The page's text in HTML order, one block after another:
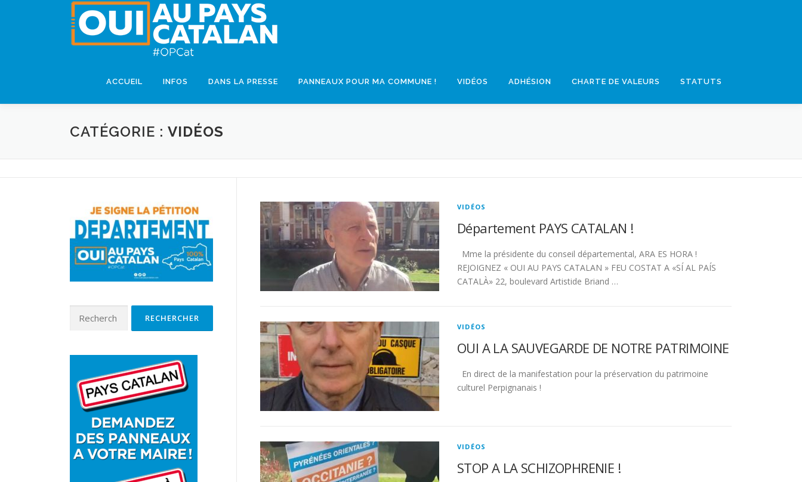
ACCUEIL INFOS DANS LA PRESSE PANNEAUX POUR MA COMMUNE ! VIDÉOS ADHÉSION CHARTE DE VALEURS STATUTS
CATÉGORIE : VIDÉOS
VIDÉOS
Département PAYS CATALAN !
Mme la présidente du conseil départemental, ARA ES HORA !
REJOIGNEZ « OUI AU PAYS CATALAN » FEU COSTAT A «SÍ AL PAÍS
CATALÀ» 22, boulevard Artistide Briand …
VIDÉOS
OUI A LA SAUVEGARDE DE NOTRE PATRIMOINE
En direct de la manifestation pour la préservation du patrimoine
culturel Perpignanais !
VIDÉOS
STOP A LA SCHIZOPHRENIE !